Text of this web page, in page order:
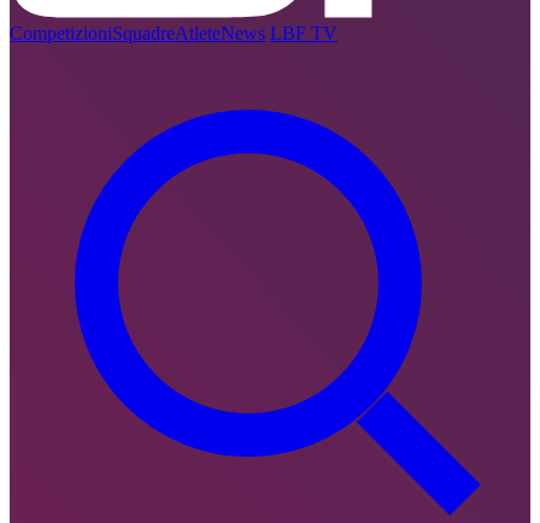
CompetizioniSquadreAtleteNews LBF TV